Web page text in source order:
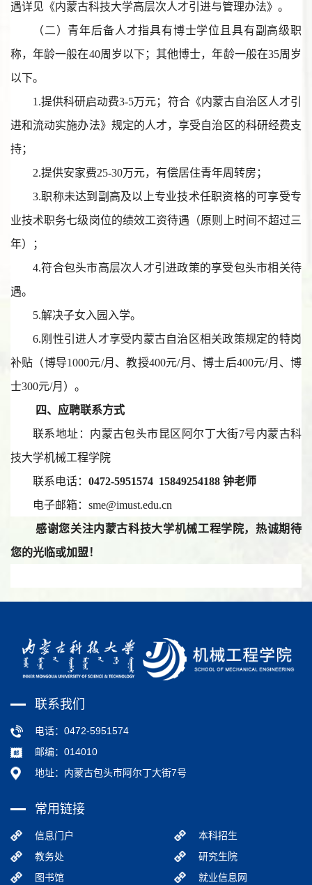
遇详见《内蒙古科技大学高层次人才引进与管理办法》。
（二）青年后备人才指具有博士学位且具有副高级职
称，年龄一般在40周岁以下；其他博士，年龄一般在35周岁
以下。
1.提供科研启动费3-5万元；符合《内蒙古自治区人才引
进和流动实施办法》规定的人才，享受自治区的科研经费支
持；
2.提供安家费25-30万元，有偿居住青年周转房；
3.职称未达到副高及以上专业技术任职资格的可享受专
业技术职务七级岗位的绩效工资待遇（原则上时间不超过三
年）；
4.符合包头市高层次人才引进政策的享受包头市相关待
遇。
5.解决子女入园入学。
6.刚性引进人才享受内蒙古自治区相关政策规定的特岗
补贴（博导1000元/月、教授400元/月、博士后400元/月、博
士300元/月）。
四、应聘联系方式
联系地址：内蒙古包头市昆区阿尔丁大街7号内蒙古科
技大学机械工程学院
联系电话： 0472-5951574 15849254188 钟老师
电子邮箱：sme@imust.edu.cn
感谢您关注内蒙古科技大学机械工程学院，热诚期待
您的光临或加盟！
联系我们
电话：0472-5951574
邮编：014010
地址：内蒙古包头市阿尔丁大街7号
常用链接
信息门户
教务处
图书馆
本科招生
研究生院
就业信息网